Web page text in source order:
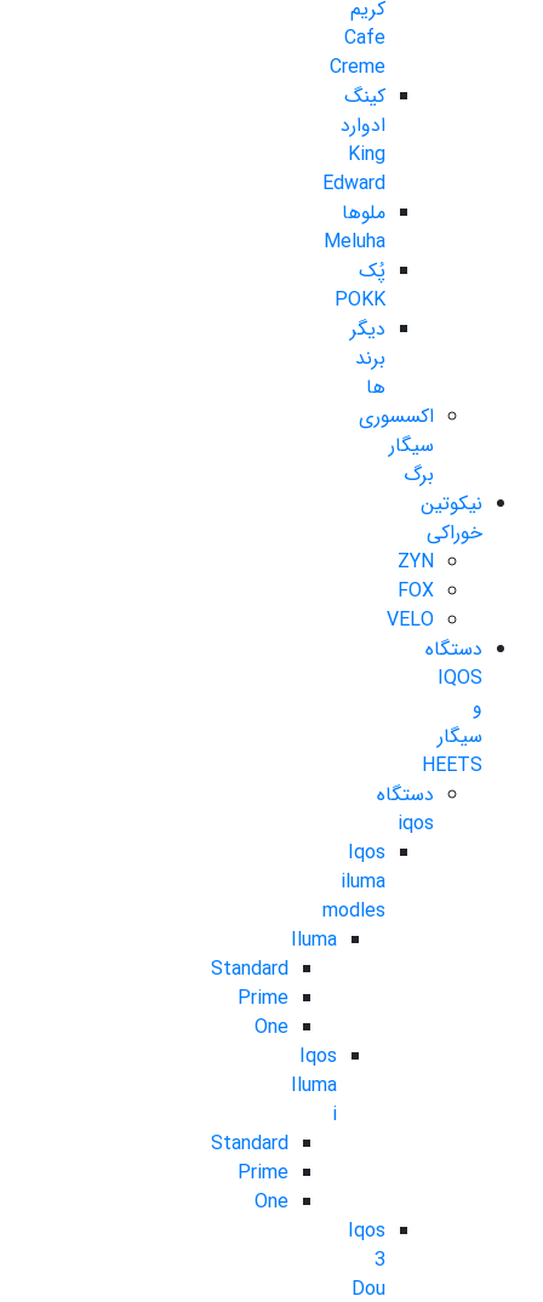
کریم
Cafe
Creme
کینگ
ادوارد
King
Edward
ملوها
Meluha
پُک
POKK
دیگر
برند
ها
اکسسوری
سیگار
برگ
نیکوتین
خوراکی
ZYN
FOX
VELO
دستگاه
IQOS
و
سیگار
HEETS
دستگاه
iqos
Iqos
iluma
modles
Iluma
Standard
Prime
One
Iqos
Iluma
i
Standard
Prime
One
Iqos
3
Dou